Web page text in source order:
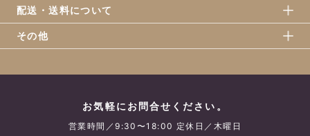
配送・送料について
その他
お気軽にお問合せください。
営業時間／9:30〜18:00 定休日／木曜日